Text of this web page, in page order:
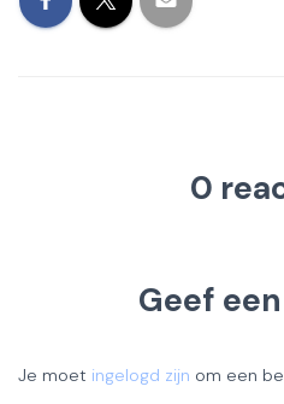
0
Geef
Je moet ingelogd zijn om een